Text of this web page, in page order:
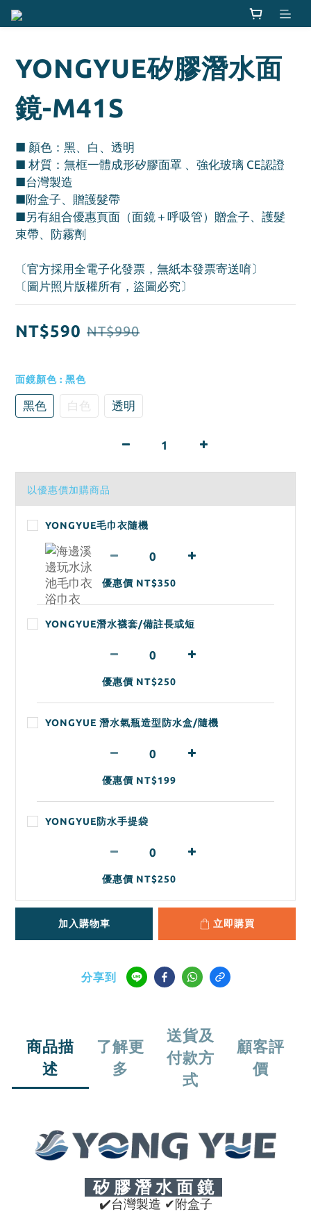
YONGYUE矽膠潛水面
鏡-M41S
■ 顏色：黑、白、透明
■ 材質：無框一體成形矽膠面罩 、強化玻璃 CE認證
■台灣製造
■附盒子、贈護髮帶
■另有組合優惠頁面（面鏡＋呼吸管）贈盒子、護髮
束帶、防霧劑
〔官方採用全電子化發票，無紙本發票寄送唷〕
〔圖片照片版權所有，盜圖必究〕
NT$590 NT$990
面鏡顏色 : 黑色
黑色 白色 透明
以優惠價加購商品
YONGYUE毛巾衣隨機
優惠價 NT$350
YONGYUE潛水襪套/備註長或短
優惠價 NT$250
YONGYUE 潛水氣瓶造型防水盒/隨機
優惠價 NT$199
YONGYUE防水手提袋
優惠價 NT$250
加入購物車 立即購買
分享到
商品描
述
了解更
多
送貨及
付款方
式
顧客評
價
矽 膠 潛 水 面 鏡
✔台灣製造 ✔附盒子